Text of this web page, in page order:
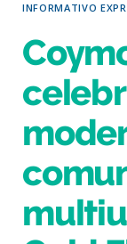
INFORMATIVO